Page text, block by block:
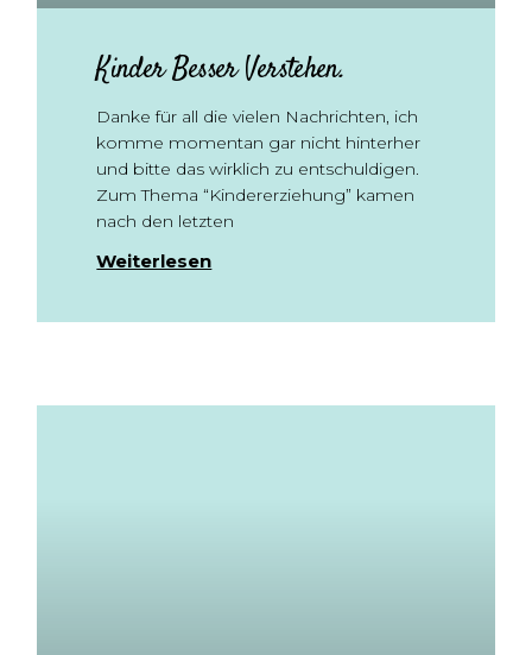
Kinder Besser Verstehen.
Danke für all die vielen Nachrichten, ich
komme momentan gar nicht hinterher
und bitte das wirklich zu entschuldigen.
Zum Thema “Kindererziehung” kamen
nach den letzten
Weiterlesen